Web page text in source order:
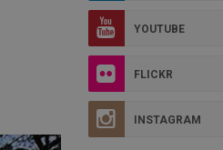
YOUTUBE
FLICKR
INSTAGRAM